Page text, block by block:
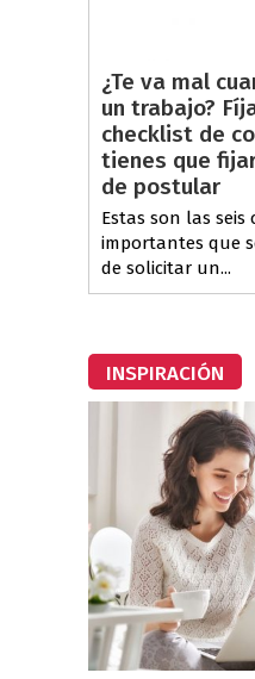
¿Te va mal
un trabajo?
checklist de
tienes que
de postular
Estas son las seis
importantes que
de solicitar un...
INSPIRACIÓN